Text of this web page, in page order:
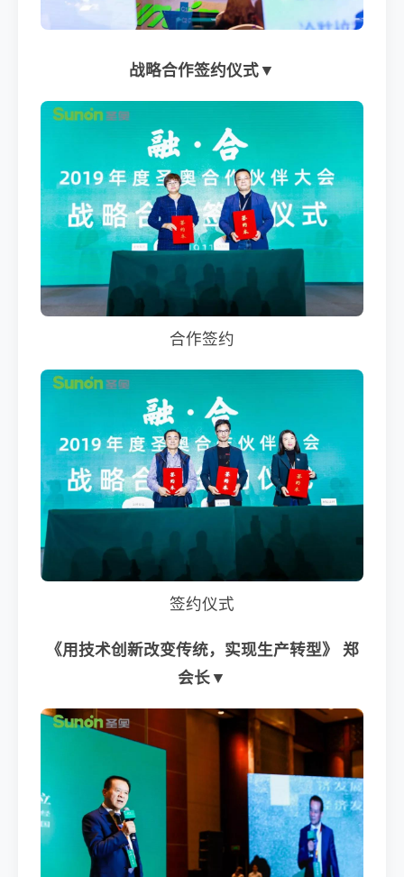
战略合作签约仪式▼
合作签约
签约仪式
《用技术创新改变传统，实现生产转型》 郑
会长▼